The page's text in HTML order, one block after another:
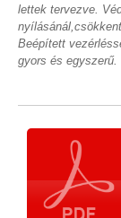
lettek tervezve.
Beépített
gyors és egyszerű.